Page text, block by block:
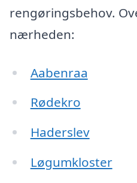
rengøringsbehov.
nærheden:
Aabenraa
Rødekro
Haderslev
Løgumkloster